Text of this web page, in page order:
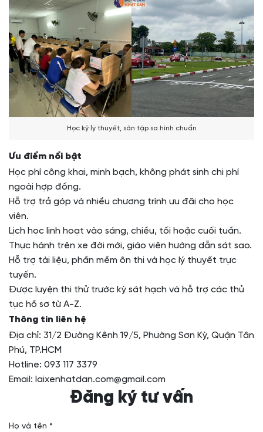
Học kỹ lý thuyết, sân tập sa hình chuẩn
Ưu điểm nổi bật
Học phí công khai, minh bạch, không phát sinh chi phí
ngoài hợp đồng.
Hỗ trợ trả góp và nhiều chương trình ưu đãi cho học
viên.
Lịch học linh hoạt vào sáng, chiều, tối hoặc cuối tuần.
Thực hành trên xe đời mới, giáo viên hướng dẫn sát sao.
Hỗ trợ tài liệu, phần mềm ôn thi và học lý thuyết trực
tuyến.
Được luyện thi thử trước kỳ sát hạch và hỗ trợ các thủ
tục hồ sơ từ A-Z.
Thông tin liên hệ
Địa chỉ: 31/2 Đường Kênh 19/5, Phường Sơn Kỳ, Quận Tân
Phú, TP.HCM
Hotline: 093 117 3379
Email: laixenhatdan.com@gmail.com
Đăng ký tư vấn
Họ và tên *